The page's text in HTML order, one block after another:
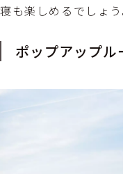
寝も楽しめるでしょう
ポップアップル